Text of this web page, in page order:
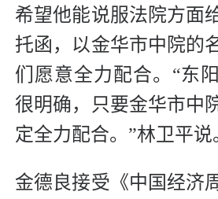
希望他能说服法院方面
托函，以金华市中院的
们愿意全力配合。“东
很明确，只要金华市中
定全力配合。”林卫平说
金德良接受《中国经济